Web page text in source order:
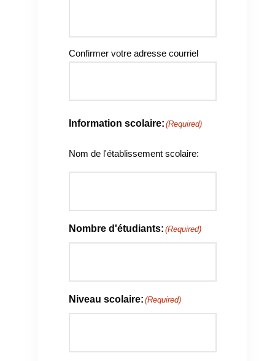
Confirmer votre adresse courriel
Information scolaire: (Required)
Nom de l'établissement scolaire:
Nombre d'étudiants: (Required)
Niveau scolaire: (Required)